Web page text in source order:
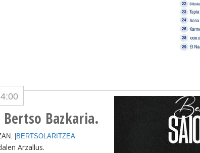
Bazkaria.
| BERTSOLARITZEA
Arzallus.